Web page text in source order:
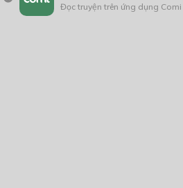
Đọc truyện trên ứng dụng Comi